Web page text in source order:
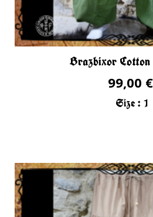
Brazbixor
99,00 €
Size : 1